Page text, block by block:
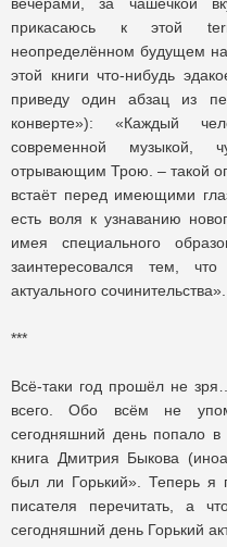
прикасаюсь к этой
неопределённом будущем
этой книги что-нибудь
приведу один абзац из
конверте»): «Каждый
современной музыкой,
отрывающим Трою. – такой
встаёт перед имеющими
есть воля к узнаванию
имея специального
заинтересовался тем,
актуального сочинительства».
***
Всё-таки год прошёл не
всего. Обо всём не
сегодняшний день попало в
книга Дмитрия Быкова
был ли Горький». Теперь я
писателя перечитать, а
сегодняшний день Горький